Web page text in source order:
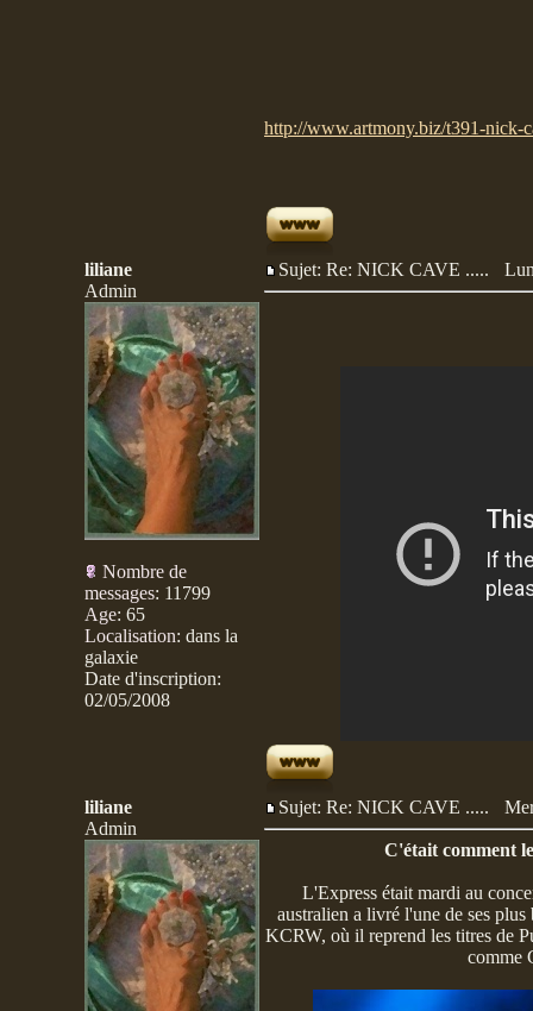
http://www.artmony.biz/t391-nick-
liliane
Admin
Nombre de
messages: 11799
Age: 65
Localisation: dans la
galaxie
Date d'inscription:
02/05/2008
Sujet: Re: NICK CAVE .....
liliane
Admin
Sujet: Re: NICK CAVE .....
C'était comment
L'Express était mardi au
australien a livré l'une de ses
KCRW, où il reprend les titres de
comme